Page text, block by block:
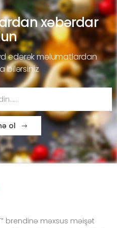
xəbərdar
edərək məlumatlardan
bilərsiniz
ol
brendinə məxsus məişət